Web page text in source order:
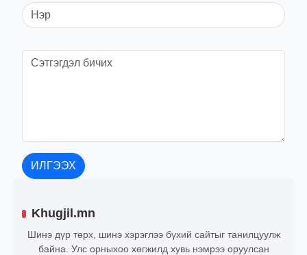
ИЛГЭЭХ
Khugjil.mn
Шинэ дүр төрх, шинэ хэрэглээ бүхий сайтыг танилцуулж
байна. Улс орныхоо хөгжилд хувь нэмрээ оруулсан